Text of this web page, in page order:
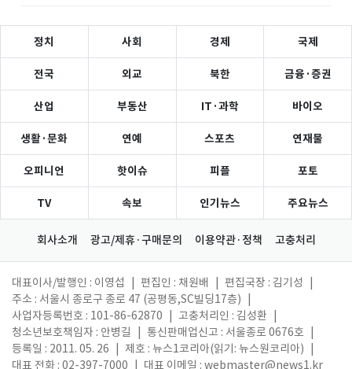
정치 사회 경제 국제
전국 외교 북한 금융·증권
산업 부동산 IT·과학 바이오
생활·문화 연예 스포츠 연재물
오피니언 핫이슈 피플 포토
TV 속보 인기뉴스 주요뉴스
회사소개 광고/제휴·구매문의 이용약관·정책 고충처리
대표이사/발행인 : 이영섭 편집인 : 채원배 편집국장 : 김기성
주소 : 서울시 종로구 종로 47 (공평동,SC빌딩17층)
사업자등록번호 : 101-86-62870
고충처리인 : 김성환
청소년보호책임자 : 안병길
통신판매업신고 : 서울종로 0676호
등록일 : 2011. 05. 26
제호 : 뉴스1코리아(읽기: 뉴스원코리아)
대표 전화 : 02-397-7000
대표 이메일 : webmaster@news1.kr